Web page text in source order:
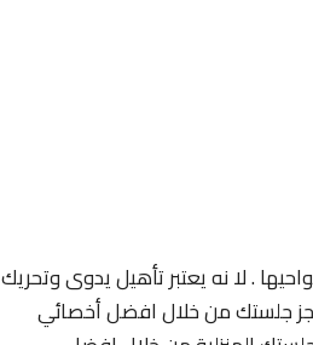
. لا نه يعتبر تأهيل يدوى وتحريك
حجز جلستك من خلال افضل أخصائي